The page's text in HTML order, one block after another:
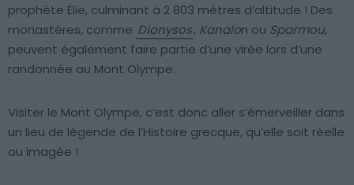
prophète Élie, culminant à 2 803 mètres d’altitude ! Des
monastères, comme Dionysos, Kanalon ou Sparmou,
peuvent également faire partie d’une virée lors d’une
randonnée au Mont Olympe.
Visiter le Mont Olympe, c’est donc aller s’émerveiller dans
un lieu de légende de l’Histoire grecque, qu’elle soit réelle
ou imagée !